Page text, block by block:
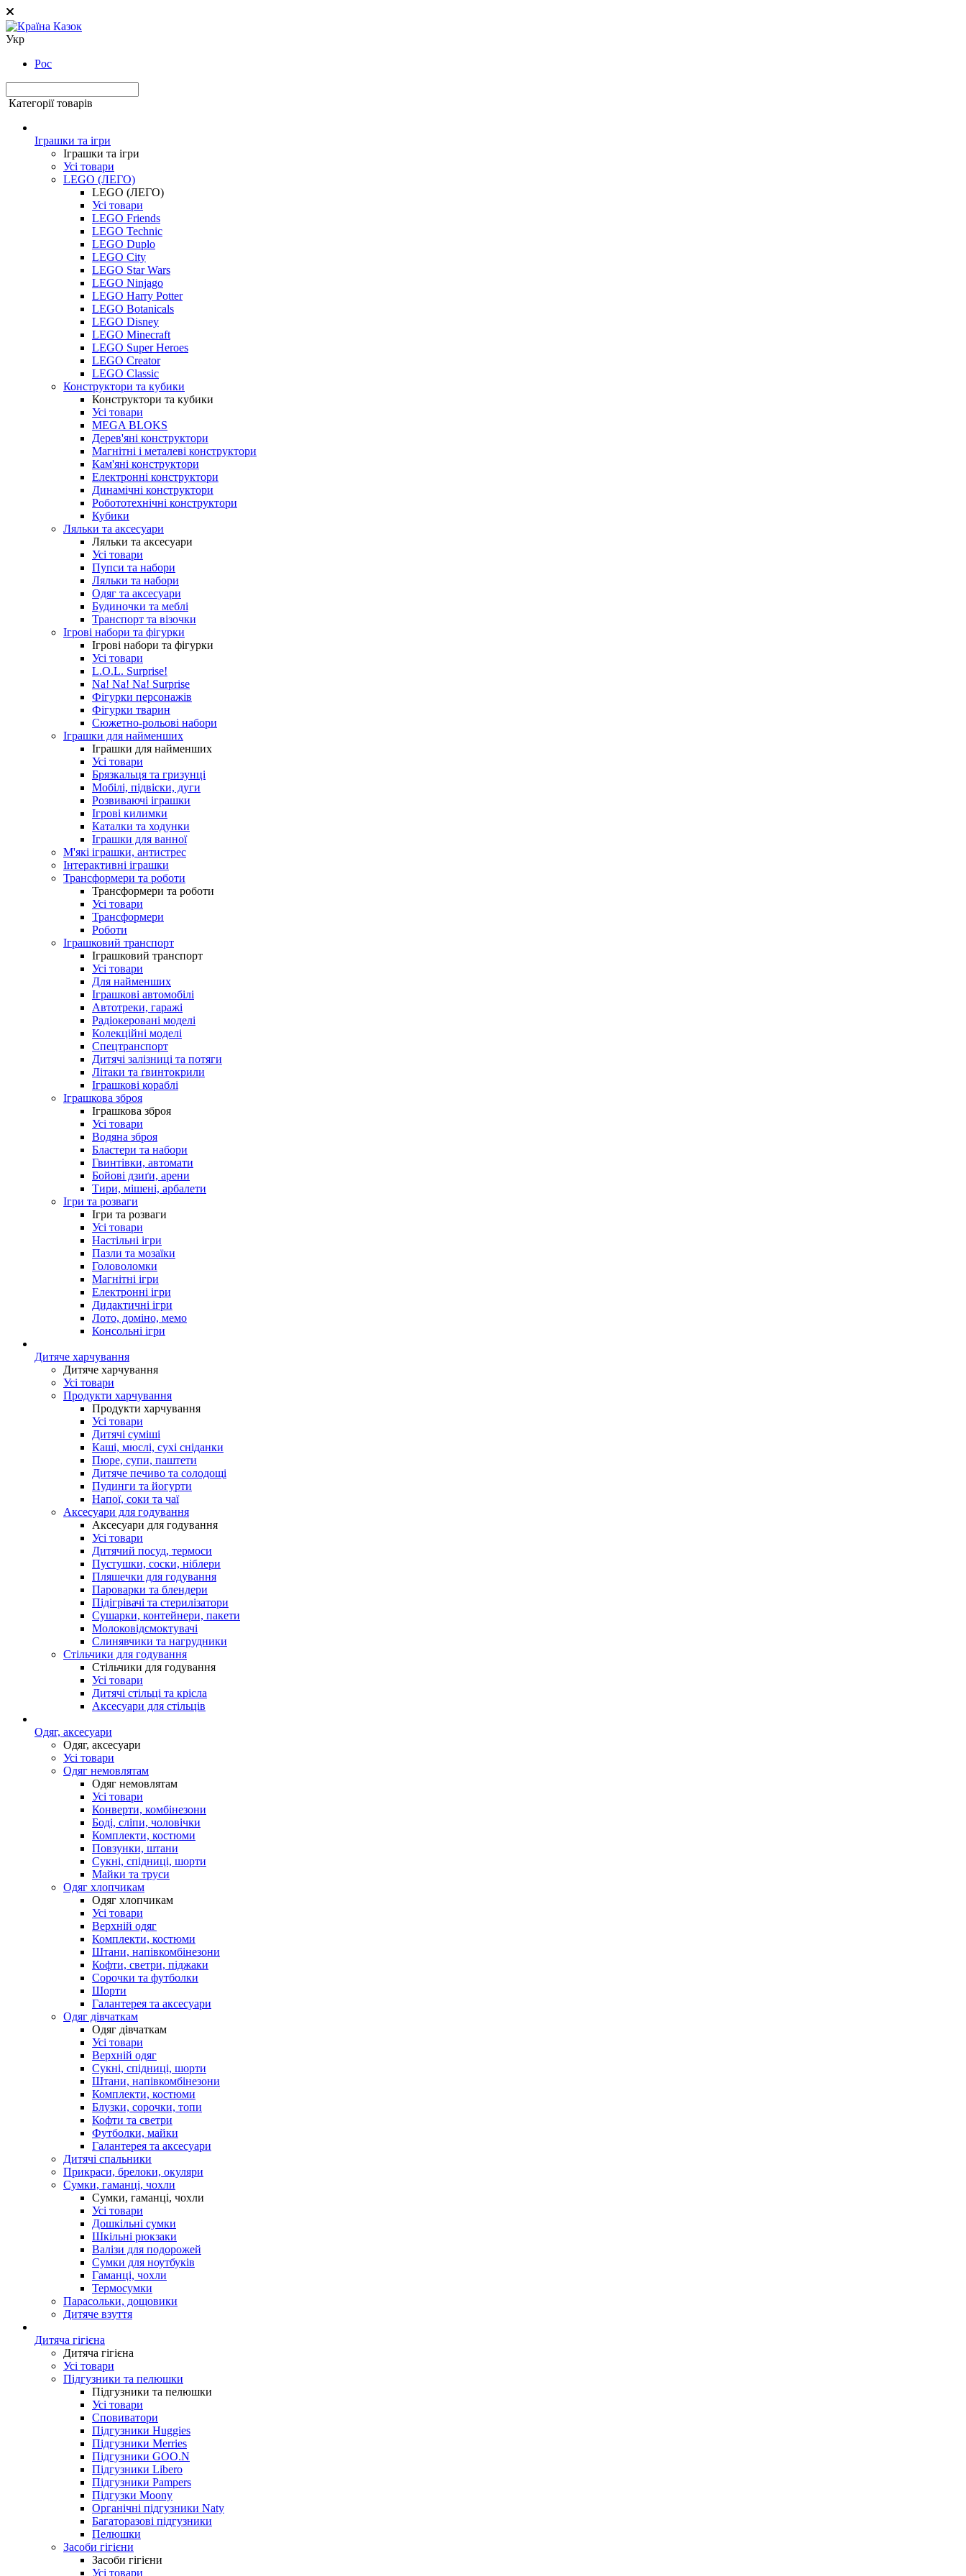
Укр
Рос
Категорії товарів
Іграшки та ігри
Іграшки та ігри
Усі товари
LEGO (ЛЕГО)
LEGO (ЛЕГО)
Усі товари
LEGO Friends
LEGO Technic
LEGO Duplo
LEGO City
LEGO Star Wars
LEGO Ninjago
LEGO Harry Potter
LEGO Botanicals
LEGO Disney
LEGO Minecraft
LEGO Super Heroes
LEGO Creator
LEGO Classic
Конструктори та кубики
Конструктори та кубики
Усі товари
MEGA BLOKS
Дерев'яні конструктори
Магнітні і металеві конструктори
Кам'яні конструктори
Електронні конструктори
Динамічні конструктори
Робототехнічні конструктори
Кубики
Ляльки та аксесуари
Ляльки та аксесуари
Усі товари
Пупси та набори
Ляльки та набори
Одяг та аксесуари
Будиночки та меблі
Транспорт та візочки
Ігрові набори та фігурки
Ігрові набори та фігурки
Усі товари
L.O.L. Surprise!
Na! Na! Na! Surprise
Фігурки персонажів
Фігурки тварин
Сюжетно-рольові набори
Іграшки для найменших
Іграшки для найменших
Усі товари
Брязкальця та гризунці
Мобілі, підвіски, дуги
Розвиваючі іграшки
Ігрові килимки
Каталки та ходунки
Іграшки для ванної
М'які іграшки, антистрес
Інтерактивні іграшки
Трансформери та роботи
Трансформери та роботи
Усі товари
Трансформери
Роботи
Іграшковий транспорт
Іграшковий транспорт
Усі товари
Для найменших
Іграшкові автомобілі
Автотреки, гаражі
Радіокеровані моделі
Колекційні моделі
Спецтранспорт
Дитячі залізниці та потяги
Літаки та ґвинтокрили
Іграшкові кораблі
Іграшкова зброя
Іграшкова зброя
Усі товари
Водяна зброя
Бластери та набори
Гвинтівки, автомати
Бойові дзиґи, арени
Тири, мішені, арбалети
Ігри та розваги
Ігри та розваги
Усі товари
Настільні ігри
Пазли та мозаїки
Головоломки
Магнітні ігри
Електронні ігри
Дидактичні ігри
Лото, доміно, мемо
Консольні ігри
Дитяче харчування
Дитяче харчування
Усі товари
Продукти харчування
Продукти харчування
Усі товари
Дитячі суміші
Каші, мюслі, сухі сніданки
Пюре, супи, паштети
Дитяче печиво та солодощі
Пудинги та йогурти
Напої, соки та чаї
Аксесуари для годування
Аксесуари для годування
Усі товари
Дитячий посуд, термоси
Пустушки, соски, ніблери
Пляшечки для годування
Пароварки та блендери
Підігрівачі та стерилізатори
Сушарки, контейнери, пакети
Молоковідсмоктувачі
Слинявчики та нагрудники
Стільчики для годування
Стільчики для годування
Усі товари
Дитячі стільці та крісла
Аксесуари для стільців
Одяг, аксесуари
Одяг, аксесуари
Усі товари
Одяг немовлятам
Одяг немовлятам
Усі товари
Конверти, комбінезони
Боді, сліпи, чоловічки
Комплекти, костюми
Повзунки, штани
Сукні, спідниці, шорти
Майки та труси
Одяг хлопчикам
Одяг хлопчикам
Усі товари
Верхній одяг
Комплекти, костюми
Штани, напівкомбінезони
Кофти, светри, піджаки
Сорочки та футболки
Шорти
Галантерея та аксесуари
Одяг дівчаткам
Одяг дівчаткам
Усі товари
Верхній одяг
Сукні, спідниці, шорти
Штани, напівкомбінезони
Комплекти, костюми
Блузки, сорочки, топи
Кофти та светри
Футболки, майки
Галантерея та аксесуари
Дитячі спальники
Прикраси, брелоки, окуляри
Сумки, гаманці, чохли
Сумки, гаманці, чохли
Усі товари
Дошкільні сумки
Шкільні рюкзаки
Валізи для подорожей
Сумки для ноутбуків
Гаманці, чохли
Термосумки
Парасольки, дощовики
Дитяче взуття
Дитяча гігієна
Дитяча гігієна
Усі товари
Підгузники та пелюшки
Підгузники та пелюшки
Усі товари
Сповиватори
Підгузники Huggies
Підгузники Merries
Підгузники GOO.N
Підгузники Libero
Підгузники Pampers
Підгузки Moony
Органічні підгузники Naty
Багаторазові підгузники
Пелюшки
Засоби гігієни
Засоби гігієни
Усі товари